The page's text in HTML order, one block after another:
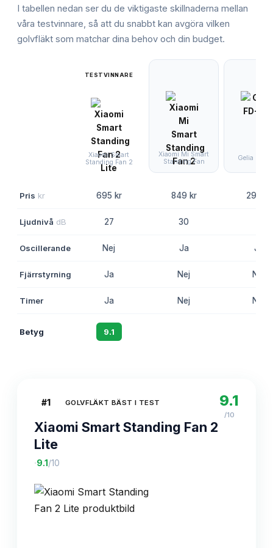
I tabellen nedan ser du de viktigaste skillnaderna mellan
våra testvinnare, så att du snabbt kan avgöra vilken
golvfläkt som matchar dina behov och din budget.
TESTVINNARE
Xiaomi Smart
Standing Fan 2
Xiaomi Mi Smart
Standing Fan
Gelia FD-
Pris kr 695 kr 849 kr 290 kr
Ljudnivå dB 27 30
Oscillerande Nej Ja Ja
Fjärrstyrning Ja Nej Nej
Timer Ja Nej Nej
Betyg 9.1
#1 GOLVFLÄKT BÄST I TEST
Xiaomi Smart Standing Fan 2
Lite
·9.1 /10
9.1
/10